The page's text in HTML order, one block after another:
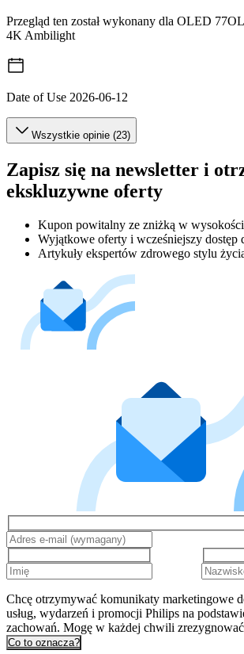
Przegląd ten został wykonany dla OLED
4K Ambilight
Date of Use 2026-06-12
Wszystkie opinie (23)
Zapisz się na newsletter i
ekskluzywne oferty
Kupon powitalny ze zniżką w
Wyjątkowe oferty i wcześniejszy dostęp
Artykuły ekspertów zdrowego stylu
Chcę otrzymywać komunikaty marketingowe
usług, wydarzeń i promocji Philips na
zachowań. Mogę w każdej chwili
Co to oznacza?